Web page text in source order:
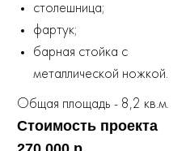
столешница;
фартук;
барная стойка с
металлической ножкой.
Общая площадь - 8,2 кв.м.
Стоимость проекта